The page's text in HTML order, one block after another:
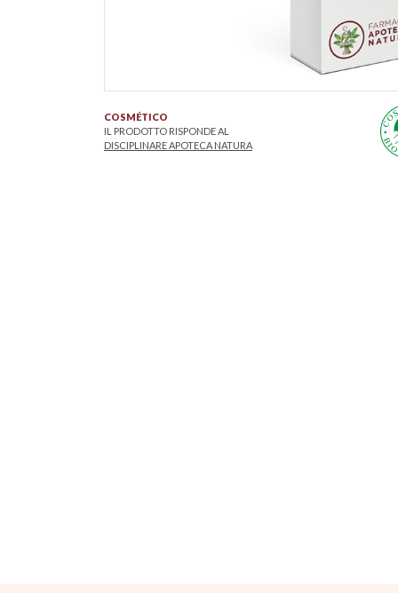
COSMÉTICO
IL PRODOTTO RISPONDE AL
DISCIPLINARE APOTECA NATURA